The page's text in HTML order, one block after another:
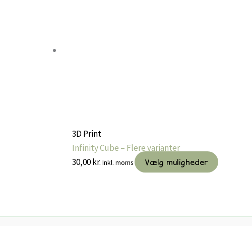
3D Print
Infinity Cube – Flere varianter
30,00kr. Inkl. moms Vælg muligheder
Dette
varianter.